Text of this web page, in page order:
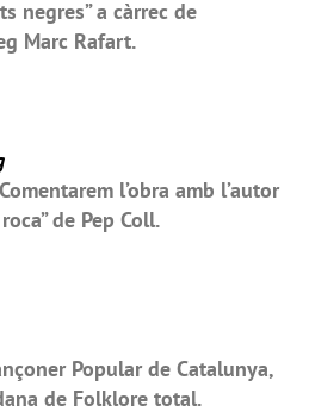
negres” a càrrec de
Marc Rafart.
l’obra amb l’autor
de Pep Coll.
Popular de Catalunya,
de Folklore total.